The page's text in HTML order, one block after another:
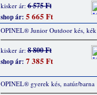
kisker ár:6 575 Ft
shop ár: 5 665 Ft
OPINEL® Junior Outdoor kés, kék
kisker ár:8 800 Ft
shop ár: 7 385 Ft
OPINEL® gyerek kés, natúr/barna